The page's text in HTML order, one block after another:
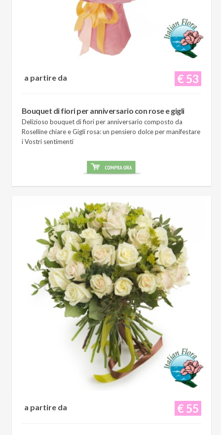
€ 53
a partire da
Bouquet di fiori per anniversario con rose e gigli
Delizioso bouquet di fiori per anniversario composto da
Roselline chiare e Gigli rosa: un pensiero dolce per manifestare
i Vostri sentimenti
€ 55
a partire da